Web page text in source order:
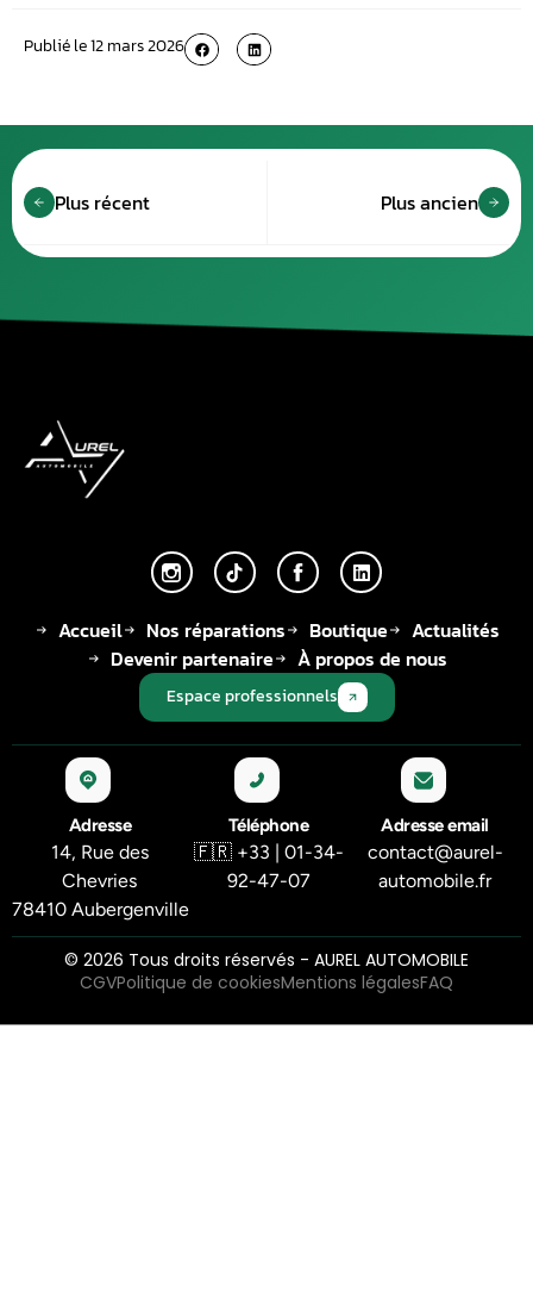
Publié le12 mars 2026
Plus récent Plus ancien
Accueil Nos réparations Boutique
Actualités
Devenir partenaire
À propos de nous
Espace professionnels
Adresse
14, Rue des
Chevries
78410 Aubergenville
Téléphone
🇫🇷 +33 | 01-34-
92-47-07
Adresse email
contact@aurel-
automobile.fr
© 2026 Tous droits réservés - AUREL AUTOMOBILE
CGVPolitique de cookiesMentions légalesFAQ